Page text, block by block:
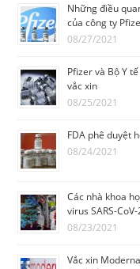
Những điều
của công ty
08/27/2021
Pfizer và Bộ Y
vắc xin
08/25/2021
FDA phê duyệt
08/24/2021
Các nhà khoa
virus SARS-
08/23/2021
Vắc xin